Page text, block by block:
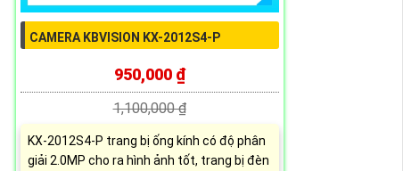
CAMERA KBVISION KX-2012S4-P
950,000 ₫
1,100,000 ₫
KX-2012S4-P trang bị ống kính có độ phân
giải 2.0MP cho ra hình ảnh tốt, trang bị đèn